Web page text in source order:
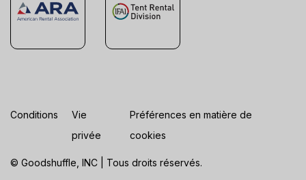
© Goodshuffle, INC | Tous droits réservés.
Conditions
Vie
privée
Préférences en matière de
cookies